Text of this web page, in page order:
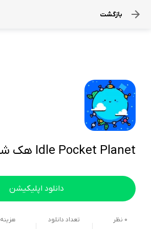
بازگشت
Idle Pocket Planet هک شده
دانلود اپلیکیشن
0 نظر تعداد دانلود هزینه